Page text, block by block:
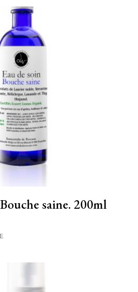
saine. 200ml